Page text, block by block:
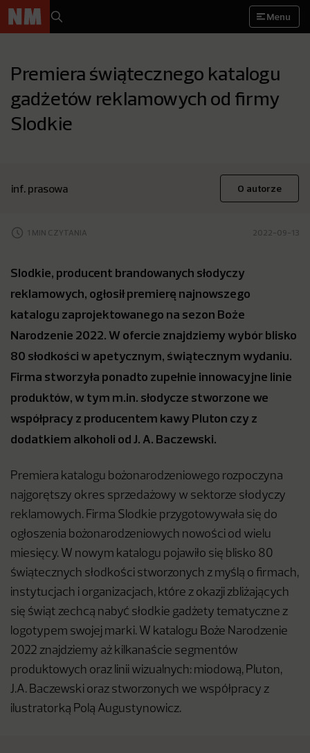
Menu
Premiera świątecznego katalogu
gadżetów reklamowych od firmy
Slodkie
inf. prasowa O autorze
1 MIN CZYTANIA 2022-09-13
Slodkie, producent brandowanych słodyczy
reklamowych, ogłosił premierę najnowszego
katalogu zaprojektowanego na sezon Boże
Narodzenie 2022. W ofercie znajdziemy wybór blisko
80 słodkości w apetycznym, świątecznym wydaniu.
Firma stworzyła ponadto zupełnie innowacyjne linie
produktów, w tym m.in. słodycze stworzone we
współpracy z producentem kawy Pluton czy z
dodatkiem alkoholi od J. A. Baczewski.
Premiera katalogu bożonarodzeniowego rozpoczyna
najgorętszy okres sprzedażowy w sektorze słodyczy
reklamowych. Firma Slodkie przygotowywała się do
ogłoszenia bożonarodzeniowych nowości od wielu
miesięcy. W nowym katalogu pojawiło się blisko 80
świątecznych słodkości stworzonych z myślą o firmach,
instytucjach i organizacjach, które z okazji zbliżających
się świąt zechcą nabyć słodkie gadżety tematyczne z
logotypem swojej marki. W katalogu Boże Narodzenie
2022 znajdziemy aż kilkanaście segmentów
produktowych oraz linii wizualnych: miodową, Pluton,
J.A. Baczewski oraz stworzonych we współpracy z
ilustratorką Polą Augustynowicz.